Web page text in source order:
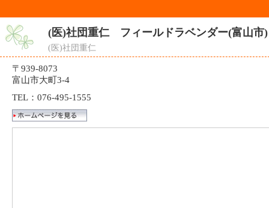
(医)社団重仁 フィールドラベンダー(富山市)
(医)社団重仁
〒939-8073
富山市大町3-4
TEL：076-495-1555